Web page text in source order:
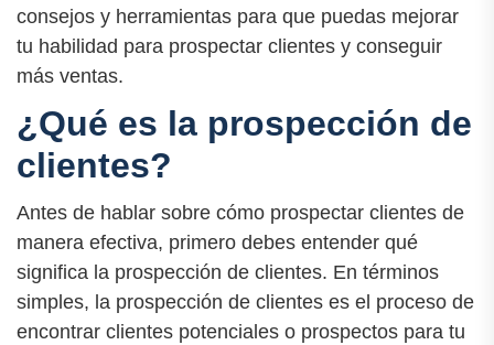
consejos y herramientas para que puedas mejorar
tu habilidad para prospectar clientes y conseguir
más ventas.
¿Qué es la prospección de
clientes?
Antes de hablar sobre cómo prospectar clientes de
manera efectiva, primero debes entender qué
significa la prospección de clientes. En términos
simples, la prospección de clientes es el proceso de
encontrar clientes potenciales o prospectos para tu